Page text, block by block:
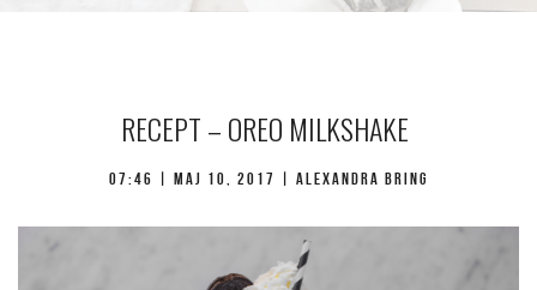
RECEPT – OREO MILKSHAKE
07:46 | maj 10, 2017 | Alexandra Bring